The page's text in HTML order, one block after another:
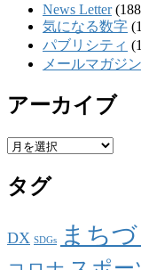
News Letter
気になる数字
パブリシティ
メールマガジン
アーカイブ
ア
カ
イ
タグ
DX SDGs まちづ